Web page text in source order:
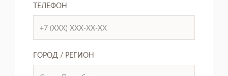
ТЕЛЕФОН
ГОРОД / РЕГИОН